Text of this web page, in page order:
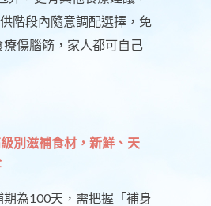
階段內隨意調配選擇，免
傷腦筋，家人都可自己
別滋補食材，新鮮、天
為100天，需把握「補身